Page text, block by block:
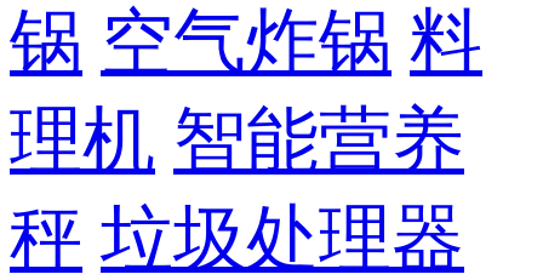
锅 空气炸锅 料
理机 智能营养
秤 垃圾处理器